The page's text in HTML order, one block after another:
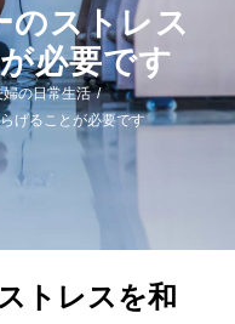
のストレス
必要です
婦の日常生活 /
げることが必要です
トレスを和